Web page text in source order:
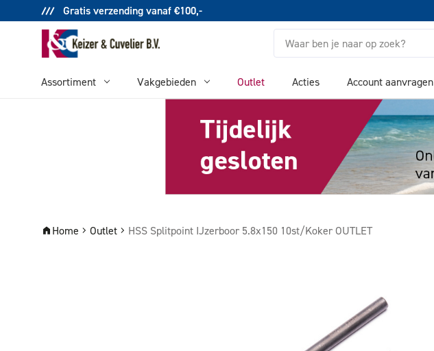
Gratis verzending vanaf €100,-
Zoeken
Assortiment Vakgebieden Outlet Acties Account aanvragen
Home Outlet HSS Splitpoint IJzerboor 5.8x150 10st/Koker OUTLET